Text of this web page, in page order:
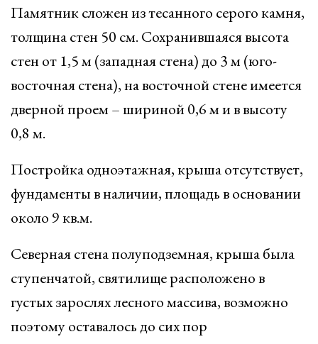
Памятник сложен из тесанного серого камня,
толщина стен 50 см. Сохранившаяся высота
стен от 1,5 м (западная стена) до 3 м (юго-
восточная стена), на восточной стене имеется
дверной проем – шириной 0,6 м и в высоту
0,8 м.
Постройка одноэтажная, крыша отсутствует,
фундаменты в наличии, площадь в основании
около 9 кв.м.
Северная стена полуподземная, крыша была
ступенчатой, святилище расположено в
густых зарослях лесного массива, возможно
поэтому оставалось до сих пор